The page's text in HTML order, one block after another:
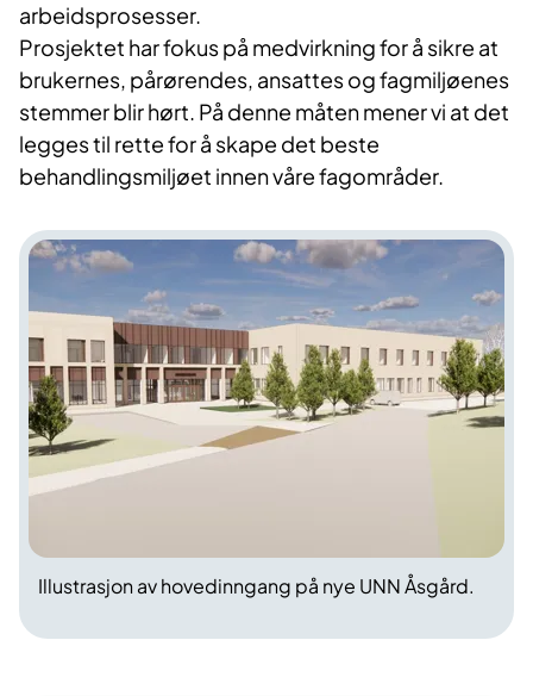
arbeidsprosesser.
Prosjektet har fokus på medvirkning for å sikre at
brukernes, pårørendes, ansattes og fagmiljøenes
stemmer blir hørt. På denne måten mener vi at det
legges til rette for å skape det beste
behandlingsmiljøet innen våre fagområder.
Illustrasjon av hovedinngang på nye UNN Åsgård.